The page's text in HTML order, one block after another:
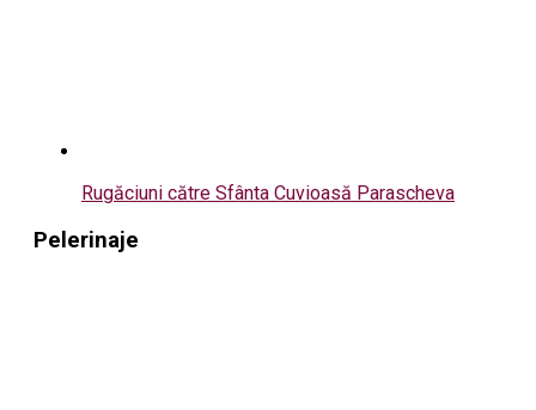
Rugăciuni către Sfânta Cuvioasă Parascheva
Pelerinaje